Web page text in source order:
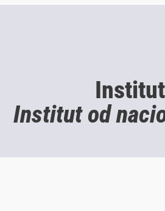
Institut od